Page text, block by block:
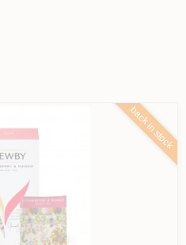
back in stock